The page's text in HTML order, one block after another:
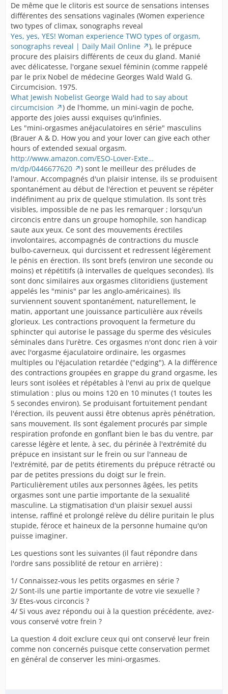
De même que le clitoris est source de sensations intenses
différentes des sensations vaginales (Women experience
two types of climax, sonographs reveal
Yes, yes, YES! Woman experience TWO types of orgasm,
sonographs reveal | Daily Mail Online
), le prépuce
procure des plaisirs différents de ceux du gland. Manié
avec délicatesse, l'organe sexuel féminin (comme rappelé
par le prix Nobel de médecine Georges Wald Wald G.
Circumcision. 1975.
What Jewish Nobelist George Wald had to say about
circumcision
) de l'homme, un mini-vagin de poche,
apporte des joies aussi exquises qu'infinies.
Les "mini-orgasmes anéjaculatoires en série" masculins
(Brauer A & D. How you and your lover can give each other
hours of extended sexual orgasm.
http://www.amazon.com/ESO-Lover-Exte…
m/dp/0446677620
) sont le meilleur des préludes de
l'amour. Accompagnés d'un plaisir intense, ils se produisent
spontanément au début de l'érection et peuvent se répéter
indéfiniment au prix de quelque stimulation. Ils sont très
visibles, impossible de ne pas les remarquer ; lorsqu'un
circoncis entre dans un groupe homophile, son handicap
saute aux yeux. Ce sont des mouvements érectiles
involontaires, accompagnés de contractions du muscle
bulbo-caverneux, qui durcissent et redressent légèrement
le pénis en érection. Ils sont brefs (environ une seconde ou
moins) et répétitifs (à intervalles de quelques secondes). Ils
sont donc similaires aux orgasmes clitoridiens (justement
appelés les "minis" par les anglo-américaines). Ils
surviennent souvent spontanément, naturellement, le
matin, apportant une jouissance particulière aux réveils
glorieux. Les contractions provoquent la fermeture du
sphincter qui autorise le passage du sperme des vésicules
séminales dans l'urètre. Ces orgasmes n'ont donc rien à voir
avec l'orgasme éjaculatoire ordinaire, les orgasmes
multiples ou l'éjaculation retardée ("edging"). A la différence
des contractions groupées en grappe du grand orgasme, les
leurs sont isolées et répétables à l'envi au prix de quelque
stimulation : plus ou moins 120 en 10 minutes (1 toutes les
5 secondes environ). Se produisant fortuitement pendant
l'érection, ils peuvent aussi être obtenus après pénétration,
sans mouvement. Ils sont également procurés par simple
respiration profonde en gonflant bien le bas du ventre, par
caresse légère et lente, à sec, du périnée à l'extrémité du
prépuce en insistant sur le frein ou sur l'anneau de
l'extrémité, par de petits étirements du prépuce rétracté ou
par de petites pressions du doigt sur le frein.
Particulièrement utiles aux personnes âgées, les petits
orgasmes sont une partie importante de la sexualité
masculine. La stigmatisation d'un plaisir sexuel aussi
intense, raffiné et prolongé relève du délire puritain le plus
stupide, féroce et haineux de la personne humaine qu'on
puisse imaginer.
Les questions sont les suivantes (il faut répondre dans
l'ordre sans possiblité de retour en arrière) :
1/ Connaissez-vous les petits orgasmes en série ?
2/ Sont-ils une partie importante de votre vie sexuelle ?
3/ Etes-vous circoncis ?
4/ Si vous avez répondu oui à la question précédente, avez-
vous conservé votre frein ?
La question 4 doit exclure ceux qui ont conservé leur frein
comme non concernés puisque cette conservation permet
en général de conserver les mini-orgasmes.